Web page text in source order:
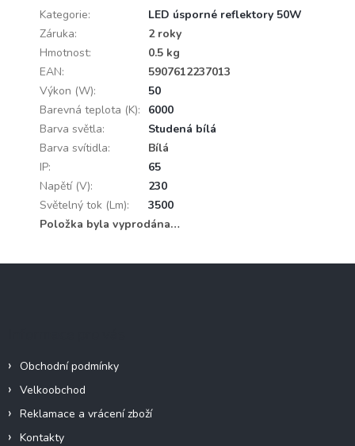
Kategorie:
LED úsporné reflektory 50W
Záruka:
2 roky
Hmotnost:
0.5 kg
EAN:
5907612237013
Výkon (W):
50
Barevná teplota (K):
6000
Barva světla:
Studená bílá
Barva svítidla:
Bílá
IP:
65
Napětí (V):
230
Světelný tok (Lm):
3500
Položka byla vyprodána…
Obchodní podmínky
Velkoobchod
Reklamace a vrácení zboží
Kontakty